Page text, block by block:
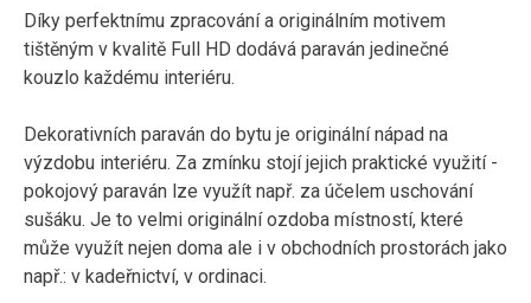
Díky perfektnímu zpracování a originálním motivem
tištěným v kvalitě Full HD dodává paraván jedinečné
kouzlo každému interiéru.
Dekorativních paraván do bytu je originální nápad na
výzdobu interiéru. Za zmínku stojí jejich praktické využití -
pokojový paraván lze využít např. za účelem uschování
sušáku. Je to velmi originální ozdoba místností, které
může využít nejen doma ale i v obchodních prostorách jako
např.: v kadeřnictví, v ordinaci.